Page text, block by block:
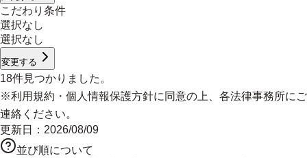
こだわり条件
選択なし
選択なし
変更する
18件見つかりました。
※利用規約 ・ 個人情報保護方針に同意の上、各法律事務所にご
連絡ください。
更新日： 2026/08/09
並び順について